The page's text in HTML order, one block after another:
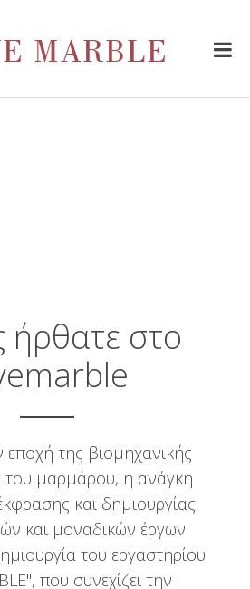
ήρθατε στο
της βιομηχανικής
του μαρμάρου, η ανάγκη
και δημιουργίας
και μοναδικών έργων
του εργαστηρίου
που συνεχίζει την